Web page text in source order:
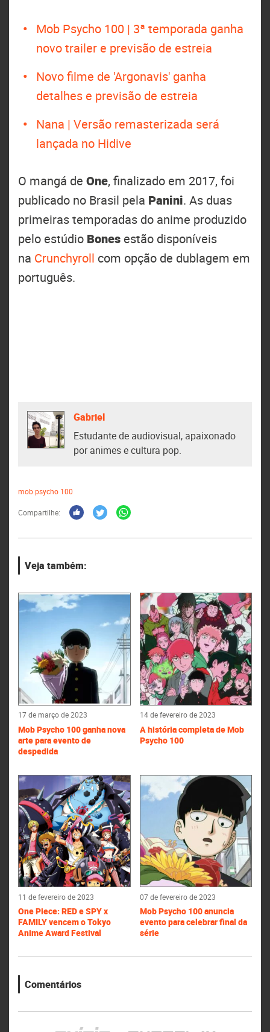
Mob Psycho 100 | 3ª temporada ganha
novo trailer e previsão de estreia
Novo filme de 'Argonavis' ganha
detalhes e previsão de estreia
Nana | Versão remasterizada será
lançada no Hidive
O mangá de One, finalizado em 2017, foi
publicado no Brasil pela Panini. As duas
primeiras temporadas do anime produzido
pelo estúdio Bones estão disponíveis
na Crunchyroll com opção de dublagem em
português.
Gabriel
Estudante de audiovisual, apaixonado
por animes e cultura pop.
mob psycho 100
Compartilhe:
Veja também:
17 de março de 2023
Mob Psycho 100 ganha nova
arte para evento de
despedida
14 de fevereiro de 2023
A história completa de Mob
Psycho 100
11 de fevereiro de 2023
One Piece: RED e SPY x
FAMILY vencem o Tokyo
Anime Award Festival
07 de fevereiro de 2023
Mob Psycho 100 anuncia
evento para celebrar final da
série
Comentários